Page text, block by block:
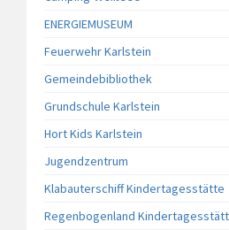
ENERGIEMUSEUM
Feuerwehr Karlstein
Gemeindebibliothek
Grundschule Karlstein
Hort Kids Karlstein
Jugendzentrum
Klabauterschiff Kindertagesstätte
Regenbogenland